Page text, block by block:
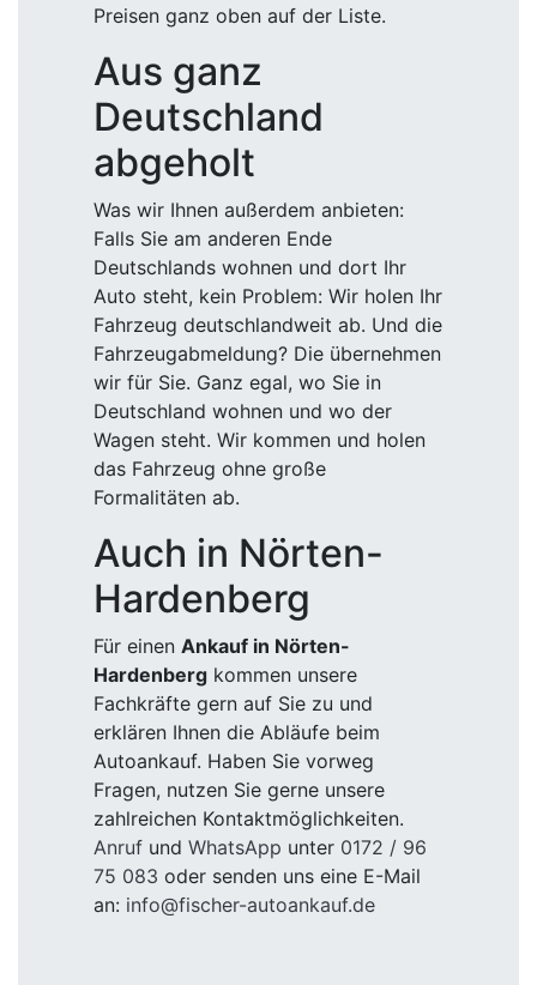
Preisen ganz oben auf der Liste.
Aus ganz
Deutschland
abgeholt
Was wir Ihnen außerdem anbieten:
Falls Sie am anderen Ende
Deutschlands wohnen und dort Ihr
Auto steht, kein Problem: Wir holen Ihr
Fahrzeug deutschlandweit ab. Und die
Fahrzeugabmeldung? Die übernehmen
wir für Sie. Ganz egal, wo Sie in
Deutschland wohnen und wo der
Wagen steht. Wir kommen und holen
das Fahrzeug ohne große
Formalitäten ab.
Auch in Nörten-
Hardenberg
Für einen Ankauf in Nörten-
Hardenberg kommen unsere
Fachkräfte gern auf Sie zu und
erklären Ihnen die Abläufe beim
Autoankauf. Haben Sie vorweg
Fragen, nutzen Sie gerne unsere
zahlreichen Kontaktmöglichkeiten.
Anruf und WhatsApp unter 0172 / 96
75 083 oder senden uns eine E-Mail
an: info@fischer-autoankauf.de